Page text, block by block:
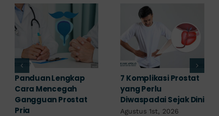
Obat Penyakit
Prostat: Pilihan
Terapi Sesuai
Diagnosis
Penyakit Prostat Bisa
Sembuh? Ini
Penjelasannya
Juli 22nd, 2026